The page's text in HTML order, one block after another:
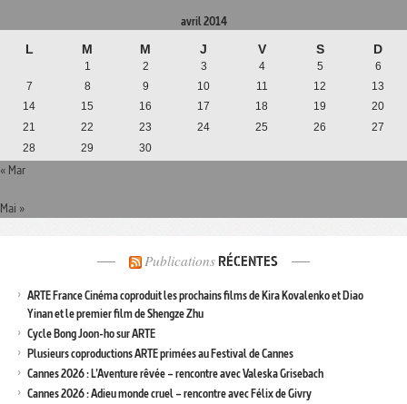
avril 2014
L M M J V S D
1 2 3 4 5
6
7
8 9 10 11 12
13
14
15 16 17 18 19
20
21
22 23 24 25 26
27
28
29 30
« Mar
Mai »
Publications RÉCENTES
ARTE France Cinéma coproduit les prochains films de Kira Kovalenko et Diao
Yinan et le premier film de Shengze Zhu
Cycle Bong Joon-ho sur ARTE
Plusieurs coproductions ARTE primées au Festival de Cannes
Cannes 2026 : L’Aventure rêvée – rencontre avec Valeska Grisebach
Cannes 2026 : Adieu monde cruel – rencontre avec Félix de Givry